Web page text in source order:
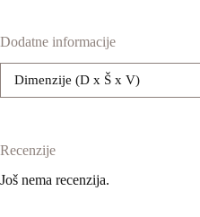
Dodatne informacije
Dimenzije (D x Š x V)
Recenzije
Još nema recenzija.